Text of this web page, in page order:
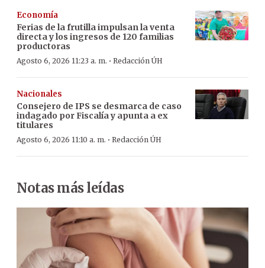
Economía
Ferias de la frutilla impulsan la venta
directa y los ingresos de 120 familias
productoras
Agosto 6, 2026 11:23 a. m. · Redacción ÚH
Nacionales
Consejero de IPS se desmarca de caso
indagado por Fiscalía y apunta a ex
titulares
Agosto 6, 2026 11:10 a. m. · Redacción ÚH
Notas más leídas